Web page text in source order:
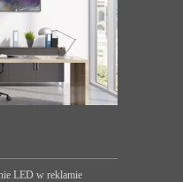
LED w reklamie